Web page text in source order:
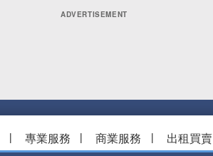
| 專業服務 | 商業服務 | 出租買賣